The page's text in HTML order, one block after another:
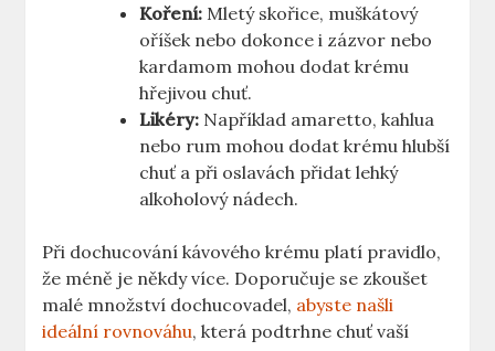
Koření: Mletý skořice, muškátový
oříšek nebo dokonce i zázvor nebo
kardamom mohou dodat krému
hřejivou chuť.
Likéry: Například amaretto, kahlua
nebo rum mohou dodat krému hlubší
chuť a při oslavách přidat lehký
alkoholový nádech.
Při dochucování kávového krému platí pravidlo,
že méně je někdy více. Doporučuje se zkoušet
malé množství dochucovadel, abyste našli
ideální rovnováhu, která podtrhne chuť vaší